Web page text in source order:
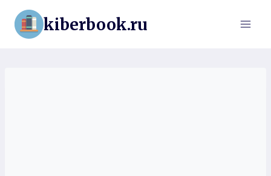
Перейти
содержимому
kiberbook.ru